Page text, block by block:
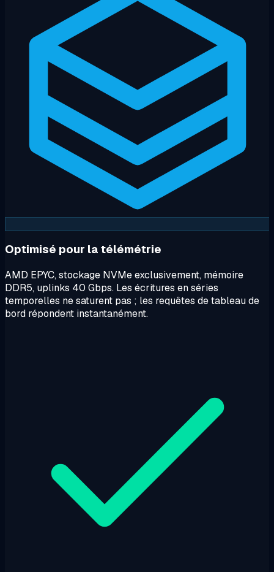
Optimisé pour la télémétrie
AMD EPYC, stockage NVMe exclusivement, mémoire
DDR5, uplinks 40 Gbps. Les écritures en séries
temporelles ne saturent pas ; les requêtes de tableau de
bord répondent instantanément.